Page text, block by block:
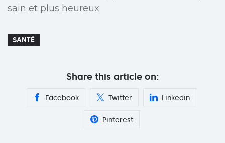
sain et plus heureux.
SANTÉ
Share this article on:
Facebook Twitter Linkedin
Pinterest